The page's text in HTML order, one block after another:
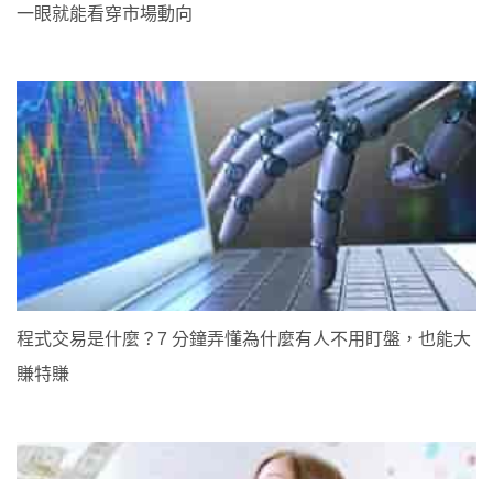
一眼就能看穿市場動向
程式交易是什麼？7 分鐘弄懂為什麼有人不用盯盤，也能大
賺特賺